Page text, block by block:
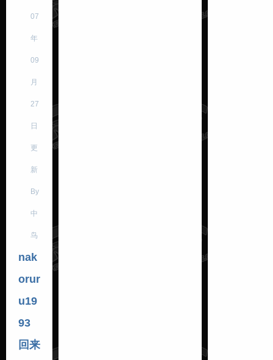
07
年
09
月
27
日
更
新
By
中
鸟
nak
orur
u19
93
回来